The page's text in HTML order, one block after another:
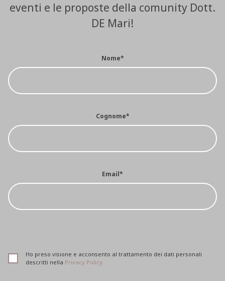
eventi e le proposte della comunity Dott.
DE Mari!
Nome*
Cognome*
Email*
Ho preso visione e acconsento al trattamento dei dati personali
descritti nella Privacy Policy